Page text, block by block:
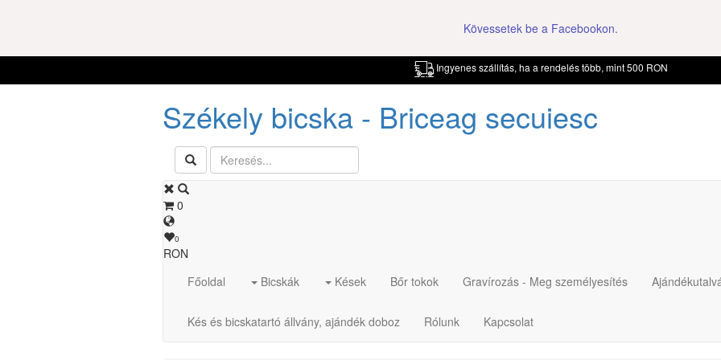
Kövessetek be a Facebookon.
Ingyenes szállítás, ha a rendelés több, mint 500 RON
Székely bicska - Briceag secuiesc
0
0
RON
Főoldal
Bicskák Kések Bőr tokok Gravírozás - Meg személyesítés
Kés és bicskatartó állvány, ajándék doboz Rólunk Kapcsolat